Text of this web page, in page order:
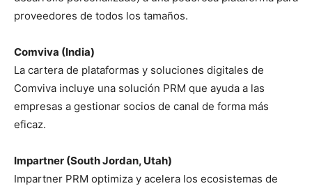
proveedores de todos los tamaños.
Comviva (India)
La cartera de plataformas y soluciones digitales de
Comviva incluye una solución PRM que ayuda a las
empresas a gestionar socios de canal de forma más
eficaz.
Impartner (South Jordan, Utah)
Impartner PRM optimiza y acelera los ecosistemas de